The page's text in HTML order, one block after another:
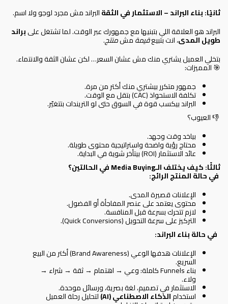
ثانيًا: بناء البراند – الاستثمار في الثقةالبراند مش مجرد لوجو ولا اسم.
البراند هو العلاقة اللي بتبنيها مع جمهورك عبر الوقت. لما تشتغل علىبراند
طويل المدى، انت بتبيعقيمةمشمنتج.
بتخلي العميل يشتري منك مش عشان السعر… لكن عشان الثقة والانتماء.
🎯 المميزات:
جمهور متكرر بيشتري منك أكتر من مرة.
تكلفة الاستحواذ (CAC) بتقل مع الوقت.
البراند بيكسب قوة في السوق حتى لو التريندات بتتغيّر.
👎 العيوب؟
بياخد وقت وجهد.
محتاج رؤية واضحة واستراتيجية محتوى طويلة.
عائد الاستثمار (ROI) بيتأخر شوية في البداية.
ثالثًا: كيف يختلف الـMedia Buyingفي الحالتين؟
في حالة المنتج الرائج:
الإعلانات قصيرة المدى.
محتوى يعتمد على عنصر المفاجأة أو الفضول.
لازم تتحرك بسرعة قبل المنافسة.
التركيز على سرعة التحويل (Quick Conversions).
في حالة بناء البراند:
الإعلانات هدفها الوعي (Brand Awareness) أكتر من البيع
السريع.
بناء Funnels كاملة: وعي → اهتمام → ثقة → شراء →
ولاء.
الاستثمار في تصميم، لغة بصرية، ورسائل موحدة.
استخدامالذكاء الاصطناعي(AI) لتحليل رحلة العميل